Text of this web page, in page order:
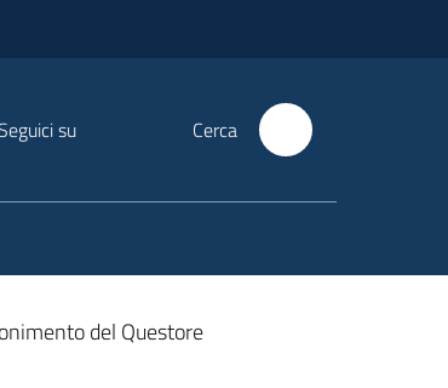
su Cerca
del Questore